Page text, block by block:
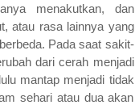
menakutkan, dan
atau rasa lainnya yang
Pada saat sakit-
dari cerah menjadi
mantap menjadi tidak
sehari atau dua akan